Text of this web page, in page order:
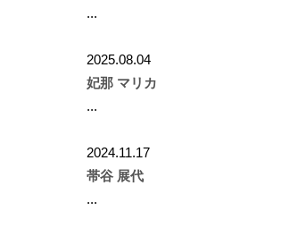
...
2025.08.04
妃那 マリカ
...
2024.11.17
帯谷 展代
...